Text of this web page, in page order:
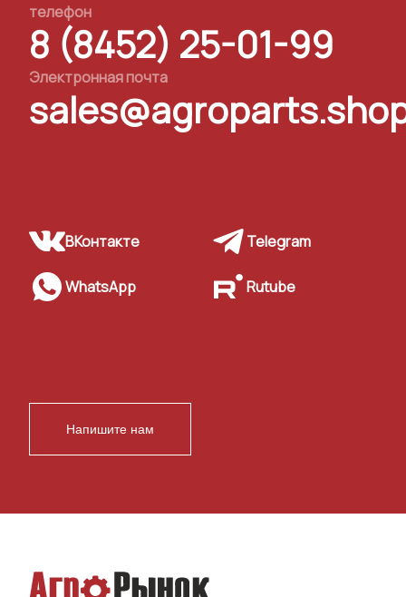
телефон
8 (8452) 25-01-99
Электронная почта
ВКонтакте Telegram
WhatsApp Rutube
Напишите нам